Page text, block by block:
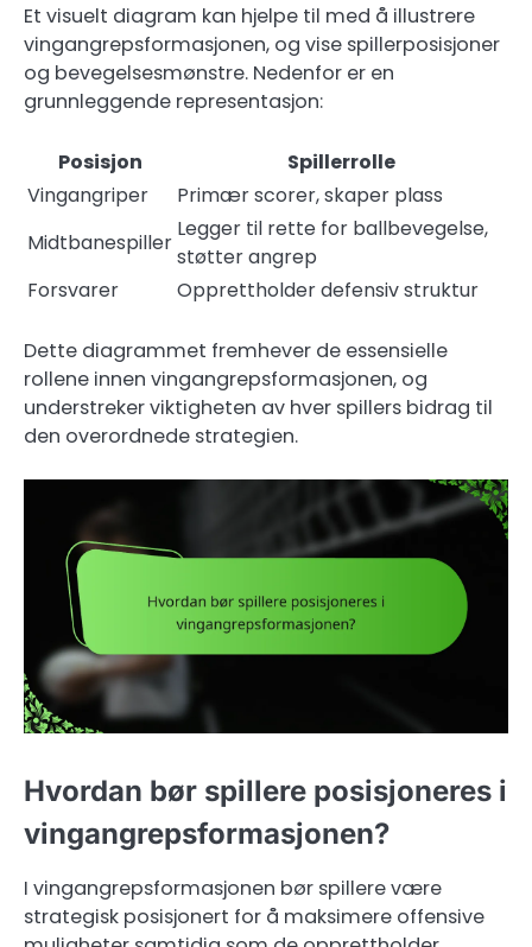
Et visuelt diagram kan hjelpe til med å illustrere
vingangrepsformasjonen, og vise spillerposisjoner
og bevegelsesmønstre. Nedenfor er en
grunnleggende representasjon:
Posisjon
Spillerrolle
Vingangriper
Primær scorer, skaper plass
Midtbanespiller
Legger til rette for ballbevegelse,
støtter angrep
Forsvarer
Opprettholder defensiv struktur
Dette diagrammet fremhever de essensielle
rollene innen vingangrepsformasjonen, og
understreker viktigheten av hver spillers bidrag til
den overordnede strategien.
Hvordan bør spillere posisjoneres i
vingangrepsformasjonen?
I vingangrepsformasjonen bør spillere være
strategisk posisjonert for å maksimere offensive